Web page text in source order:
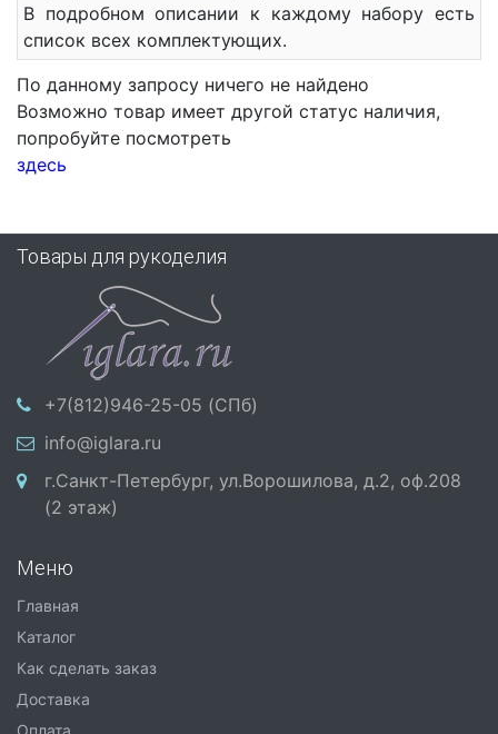
В подробном описании к каждому набору есть
список всех комплектующих.
По данному запросу ничего не найдено
Возможно товар имеет другой статус наличия,
попробуйте посмотреть
здесь
Товары для рукоделия
+7(812)946-25-05 (СПб)
info@iglara.ru
г.Санкт-Петербург, ул.Ворошилова, д.2, оф.208
(2 этаж)
Меню
Главная
Каталог
Как сделать заказ
Доставка
Оплата